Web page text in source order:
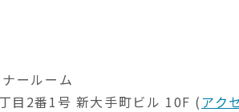
ールーム
目2番1号 新大手町ビル 10F (アク